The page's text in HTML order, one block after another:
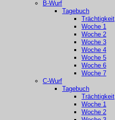
B-Wurf
Tagebuch
Trächtigkeit
Woche 1
Woche 2
Woche 3
Woche 4
Woche 5
Woche 6
Woche 7
C-Wurf
Tagebuch
Trächtigkeit
Woche 1
Woche 2